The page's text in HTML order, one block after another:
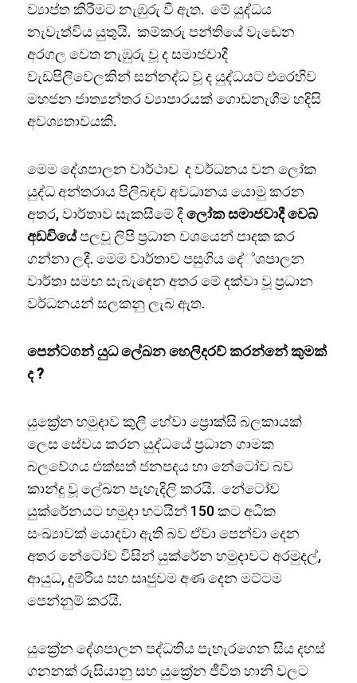
ව්‍යාප්ත කිරීමට නැඹුරු වී ඇත. මේ යුද්ධය
නැවැත්විය යුතුයි. කම්කරු පන්තියේ වැඩෙන
අරගල වෙත නැඹුරු වූ ද සමාජවාදී
වැඩපිලිවෙලකින් සන්නද්ධ වූ ද යුද්ධයට එරෙහිව
මහජන ජාත්‍යන්තර ව්‍යාපාරයක් ගොඩනැගීම හදිසි
අවශ්‍යතාවයකි.
මෙම දේශපාලන වාර්ථාව ද වර්ධනය වන ලෝක
යුද්ධ අන්තරාය පිලිබඳව අවධානය යොමු කරන
අතර, වාර්තාව සැකසීමේ දීලෝක සමාජවාදී වෙබ්
අඩවියේපලවූ ලිපි ප්‍රධාන වශයෙන් පාදක කර
ගන්නා ලදී. මෙම වාර්තාව පසුගිය දේ්ශපාලන
වාර්තා සමඟ සැබැඳෙන අතර මේ දක්වා වූ ප්‍රධාන
වර්ධනයන් සලකනු ලැබ ඇත.
පෙන්ටගන් යුධ ලේඛන හෙලිදරව් කරන්නේ කුමක්
ද ?
යුක්‍රේන හමුදාව කුලී හේවා ප්‍රොක්සි බලකායක්
ලෙස සේවය කරන යුද්ධයේ ප්‍රධාන ගාමක
බලවේගය එක්සත් ජනපදය හා නේටෝව බව
කාන්දු වූ ලේඛන පැහැදිලි කරයි. නේටෝව
යුක්රේනයට හමුදා භටයින් 150 කට අධික
සංඛ්‍යාවක් යොදවා ඇති බව ඒවා පෙන්වා දෙන
අතර නේටෝව විසින් යුක්රේන හමුදාවට අරමුදල්,
ආයුධ, දුම්රිය සහ සෘජුවම අණ දෙන මට්ටම
පෙන්නුම් කරයි.
යුක්‍රේන දේශපාලන පද්ධතිය පැහැරගෙන සිය දහස්
ගනනක් රුසියානු සහ යුක්‍රේන ජීවිත හානි වලට